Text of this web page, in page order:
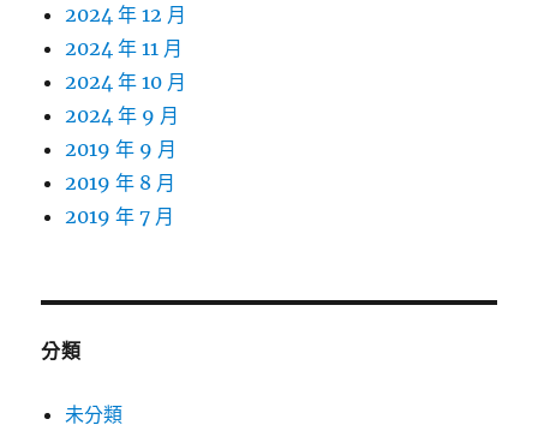
2024 年 12 月
2024 年 11 月
2024 年 10 月
2024 年 9 月
2019 年 9 月
2019 年 8 月
2019 年 7 月
分類
未分類